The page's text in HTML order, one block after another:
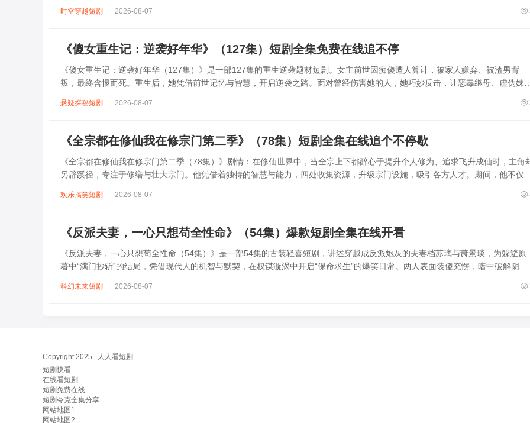
时空穿越短剧 2026-08-07
《傻女重生记：逆袭好年华》（127集）短剧全集免费在线追不停
《傻女重生记：逆袭好年华（127集）》是一部127集的重生逆袭题材短剧。女主前世因痴傻遭人算计，被家人嫌弃、被渣男背
叛，最终含恨而死。重生后，她凭借前世记忆与智慧，开启逆袭之路。面对曾经伤害她的人，她巧妙反击，让恶毒继母、虚伪妹妹
悬疑探秘短剧 2026-08-07
《全宗都在修仙我在修宗门第二季》（78集）短剧全集在线追个不停歇
《全宗都在修仙我在修宗门第二季（78集）》剧情：在修仙世界中，当全宗上下都醉心于提升个人修为、追求飞升成仙时，主角
另辟蹊径，专注于修缮与壮大宗门。他凭借着独特的智慧与能力，四处收集资源，升级宗门设施，吸引各方人才。期间，他不仅要
欢乐搞笑短剧 2026-08-07
《反派夫妻，一心只想苟全性命》（54集）爆款短剧全集在线开看
《反派夫妻，一心只想苟全性命（54集）》是一部54集的古装轻喜短剧，讲述穿越成反派炮灰的夫妻档苏璃与萧景琰，为躲避原
著中“满门抄斩”的结局，凭借现代人的机智与默契，在权谋漩涡中开启“保命求生”的爆笑日常。两人表面装傻充愣，暗中破解阴
科幻未来短剧 2026-08-07
Copyright 2025. 人人看短剧
短剧快看
在线看短剧
短剧免费在线
短剧夸克全集分享
网站地图1
网站地图2